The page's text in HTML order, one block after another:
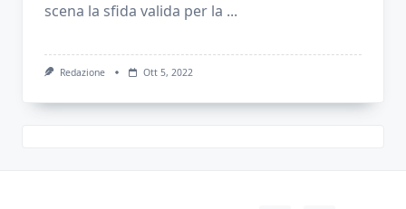
scena la sfida valida per la ...
Redazione Ott 5, 2022